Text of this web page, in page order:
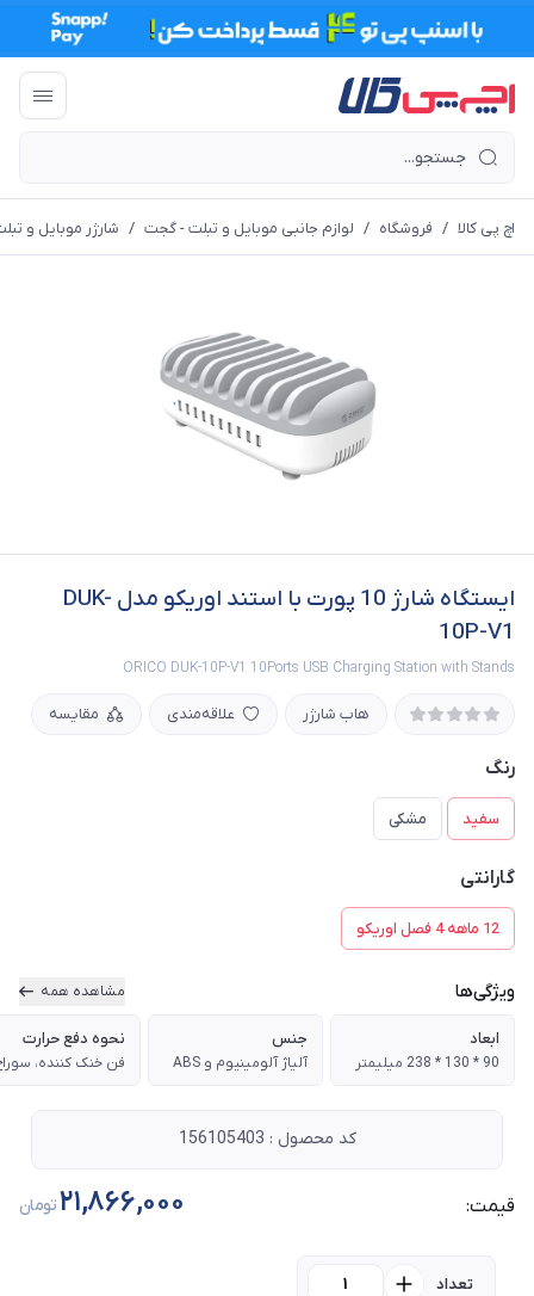
اچ پی کالا / فروشگاه / لوازم جانبی موبایل و تبلت - گجت / شارژر موبایل و
ایستگاه شارژ 10 پورت با استند اوریکو مدل DUK-
10P-V1
ORICO DUK-10P-V1 10Ports USB Charging Station with Stands
هاب شارژر علاقه‌مندی مقایسه
رنگ
سفید مشکی
گارانتی
12 ماهه 4 فصل اوریکو
ویژگی‌ها مشاهده همه
ابعاد
90 * 130 * 238 میلیمتر
جنس
آلیاژ آلومینیوم و ABS
نحوه دفع حرارت
فن خنک کننده،
کد محصول : 156105403
قیمت: 21,866,000تومان
تعداد